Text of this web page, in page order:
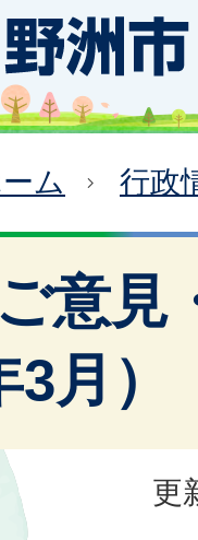
ム 行政
意見
月）
更